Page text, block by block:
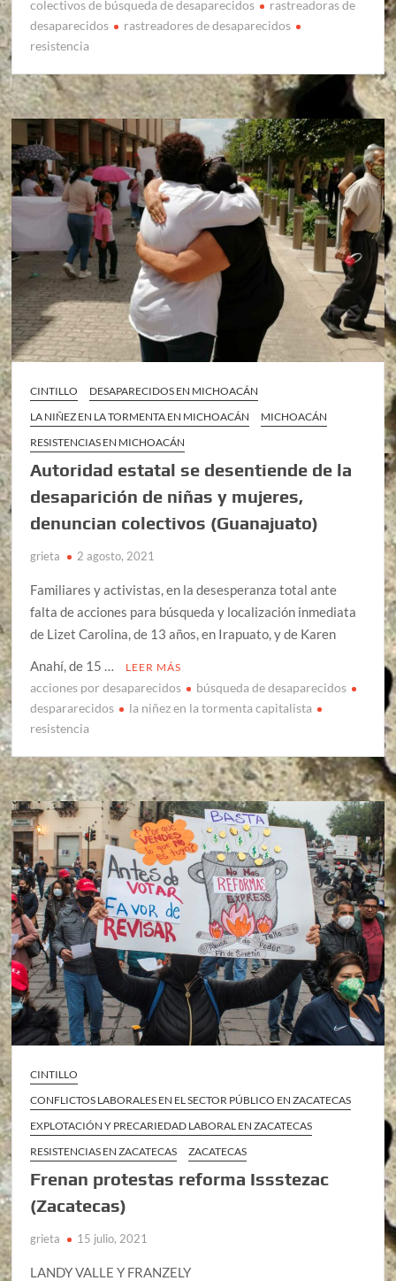
colectivos de búsqueda de desaparecidos
rastreadoras de
desaparecidos
rastreadores de desaparecidos
resistencia
CINTILLO
DESAPARECIDOS EN MICHOACÁN
LA NIÑEZ EN LA TORMENTA EN MICHOACÁN
MICHOACÁN
RESISTENCIAS EN MICHOACÁN
Autoridad estatal se desentiende de la
desaparición de niñas y mujeres,
denuncian colectivos (Guanajuato)
grieta 2 agosto, 2021
Familiares y activistas, en la desesperanza total ante
falta de acciones para búsqueda y localización inmediata
de Lizet Carolina, de 13 años, en Irapuato, y de Karen
Anahí, de 15 …
LEER MÁS
acciones por desaparecidos
búsqueda de desaparecidos
despararecidos
la niñez en la tormenta capitalista
resistencia
CINTILLO
CONFLICTOS LABORALES EN EL SECTOR PÚBLICO EN ZACATECAS
EXPLOTACIÓN Y PRECARIEDAD LABORAL EN ZACATECAS
RESISTENCIAS EN ZACATECAS
ZACATECAS
Frenan protestas reforma Issstezac
(Zacatecas)
grieta 15 julio, 2021
LANDY VALLE Y FRANZELY